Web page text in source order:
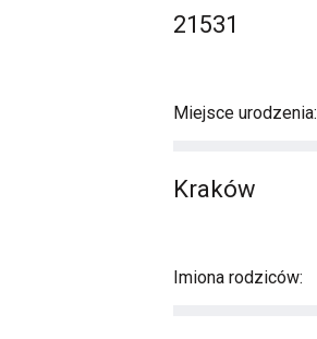
21531
Miejsce urodzenia:
Kraków
Imiona rodziców: